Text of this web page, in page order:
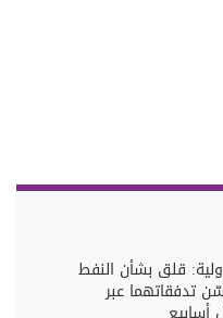
قلق بشأن النفط
تدفقاتهما عبر